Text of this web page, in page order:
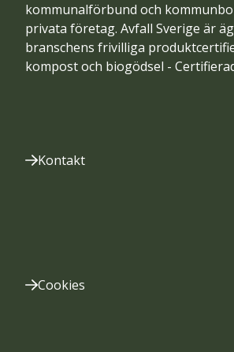
kommunalförbund och
privata företag. Avfall Sverige är
branschens frivilliga
kompost och biogödsel -
Kontakt
Cookies